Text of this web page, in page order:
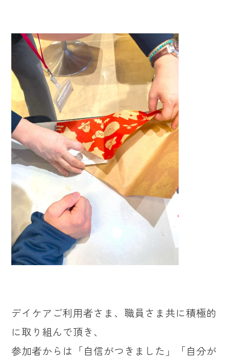
デイケアご利用者さま、職員さま共に積極的
に取り組んで頂き、
参加者からは「自信がつきました」「自分が